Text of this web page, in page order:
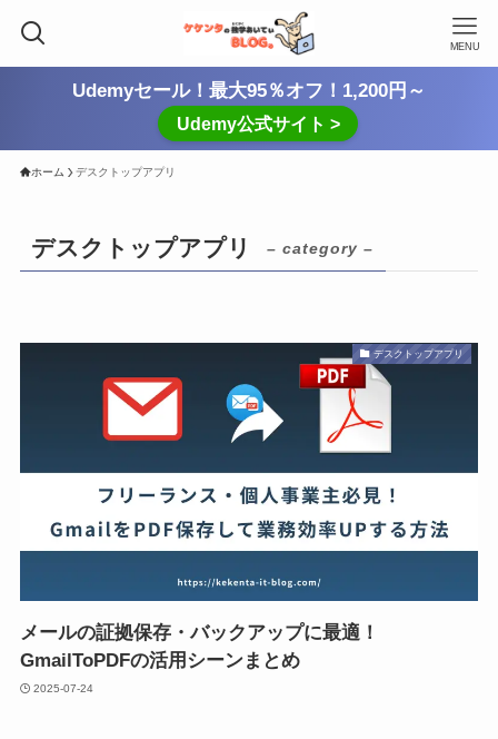
MENU
Udemyセール！最大95％オフ！1,200円～
Udemy公式サイト >
ホーム デスクトップアプリ
デスクトップアプリ – category –
デスクトップアプリ
メールの証拠保存・バックアップに最適！
GmailToPDFの活用シーンまとめ
2025-07-24